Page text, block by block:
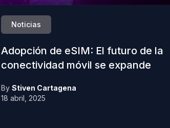
Noticias
Adopción de eSIM: El futuro de la
conectividad móvil se expande
By Stiven Cartagena
18 abril, 2025